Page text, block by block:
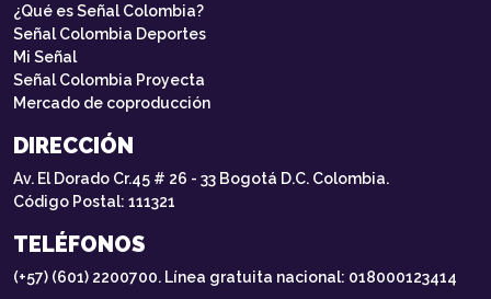
¿Qué es Señal Colombia?
Señal Colombia Deportes
Mi Señal
Señal Colombia Proyecta
Mercado de coproducción
DIRECCIÓN
Av. El Dorado Cr.45 # 26 - 33 Bogotá D.C. Colombia.
Código Postal: 111321
TELÉFONOS
(+57) (601) 2200700. Línea gratuita nacional: 018000123414